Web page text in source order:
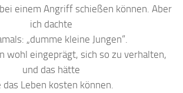
einem Angriff schießen können. Aber
ich dachte
„dumme kleine Jungen“.
wohl eingeprägt, sich so zu verhalten,
und das hätte
das Leben kosten können.